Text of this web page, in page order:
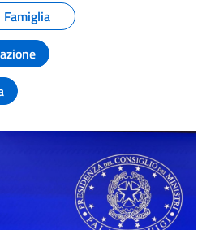
Famiglia